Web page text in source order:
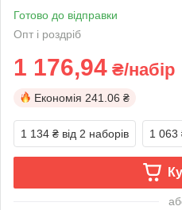
Готово до відправки
Опт і роздріб
1 176,94 ₴/набір
Економія 241.06 ₴
1 134 ₴ від 2 наборів 1 063